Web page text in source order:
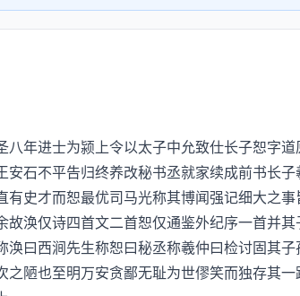
年进士为颍上令以太子中允致仕长子恕字道
石不平告归终养改秘书丞就家续成前书长
史才而恕最优司马光称其博闻强记细大之
涣仅诗四首文二首恕仅通鉴外纪序一首并
曰西涧先生称恕曰秘丞称羲仲曰检讨固其子
陋也至明万安贪鄙无耻为世僇笑而独存其